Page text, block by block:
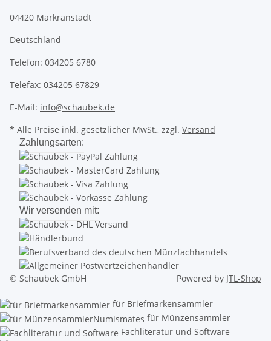
04420 Markranstädt
Deutschland
Telefon: 034205 6780
Telefax: 034205 67829
E-Mail: info@schaubek.de
* Alle Preise inkl. gesetzlicher MwSt., zzgl. Versand
Zahlungsarten:
Wir versenden mit:
© Schaubek GmbH Powered by JTL-Shop
für Briefmarkensammler
für Münzensammler
Fachliteratur und Software